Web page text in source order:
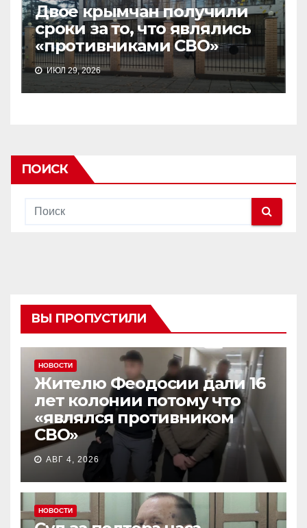
Двое крымчан получили
сроки за то, что являлись
«противниками СВО»
ИЮЛ 29, 2026
ПОИСК
ВЫ ПРОПУСТИЛИ
НОВОСТИ
Жителю Феодосии дали 16
лет колонии потому что
«являлся противником
СВО»
АВГ 4, 2026
НОВОСТИ